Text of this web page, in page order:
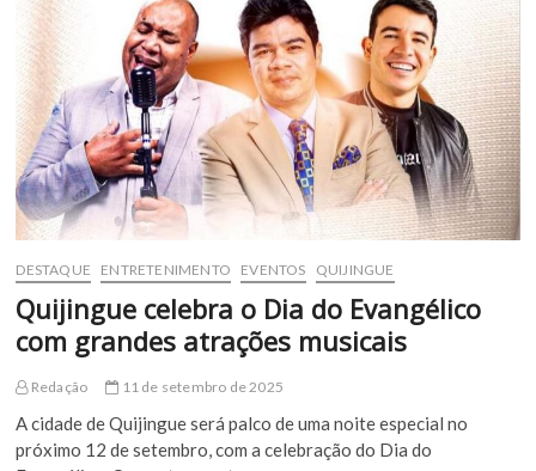
adoração
DESTAQUE ENTRETENIMENTO EVENTOS QUIJINGUE
Quijingue celebra o Dia do Evangélico
com grandes atrações musicais
Redação 11 de setembro de 2025
A cidade de Quijingue será palco de uma noite especial no
próximo 12 de setembro, com a celebração do Dia do